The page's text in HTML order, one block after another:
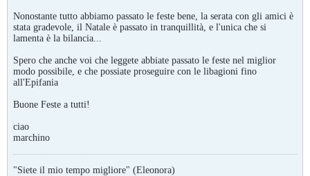
Nonostante tutto abbiamo passato le feste bene, la serata con gli amici è
stata gradevole, il Natale è passato in tranquillità, e l'unica che si
lamenta è la bilancia...
Spero che anche voi che leggete abbiate passato le feste nel miglior
modo possibile, e che possiate proseguire con le libagioni fino
all'Epifania
Buone Feste a tutti!
ciao
marchino
"Siete il mio tempo migliore" (Eleonora)